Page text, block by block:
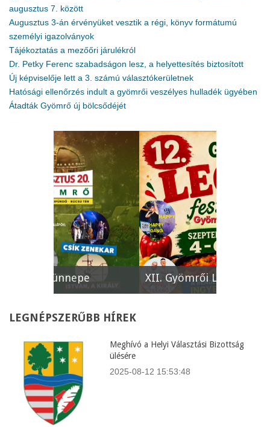
augusztus 7. között
Augusztus 3-án érvényüket vesztik a régi, könyv formátumú
személyi igazolványok
Tájékoztatás a mezőőri járulékról
Dr. Petky Ferenc szabadságon lesz, a helyettesítés biztosított
Új képviselője lett a 3. számú választókerületnek
Hatósági ellenőrzés indult a gyömrői veszélyes hulladék ügyében
Átadták Gyömrő új bölcsődéjét
XII. Gyömrői Lecsófesztivál
LEGNÉPSZERŰBB HÍREK
Meghívó a Helyi Választási Bizottság
ülésére
2025-08-12 15:53:48